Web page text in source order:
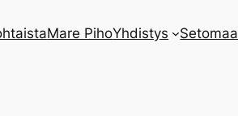
Mare PihoYhdistys Setomaa